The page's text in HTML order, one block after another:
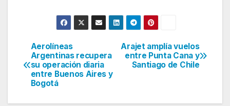
Navegación
de
entradas
Arajet amplía vuelos
entre Punta Cana y
Santiago de Chile
Aerolíneas
Argentinas recupera
su operación diaria
entre Buenos Aires y
Bogotá